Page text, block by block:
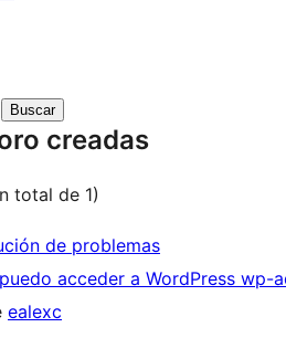
creadas
total de 1)
de problemas
acceder a WordPress wp-
ealexc